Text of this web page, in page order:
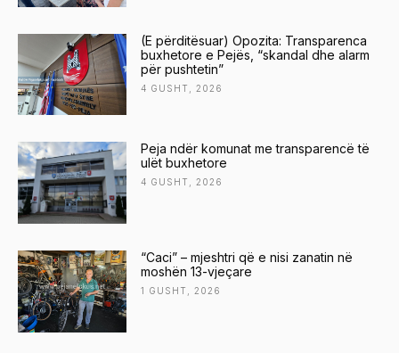
(E përditësuar) Opozita: Transparenca
buxhetore e Pejës, “skandal dhe alarm
për pushtetin”
4 GUSHT, 2026
Peja ndër komunat me transparencë të
ulët buxhetore
4 GUSHT, 2026
“Caci” – mjeshtri që e nisi zanatin në
moshën 13-vjeçare
1 GUSHT, 2026